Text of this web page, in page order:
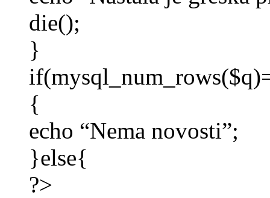
die();
}
{
echo “Nema novosti”;
}else{
?>